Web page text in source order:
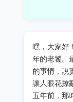
嘿，大家好
年的老饕。
的事情，說
讓人眼花撩
五年前，那